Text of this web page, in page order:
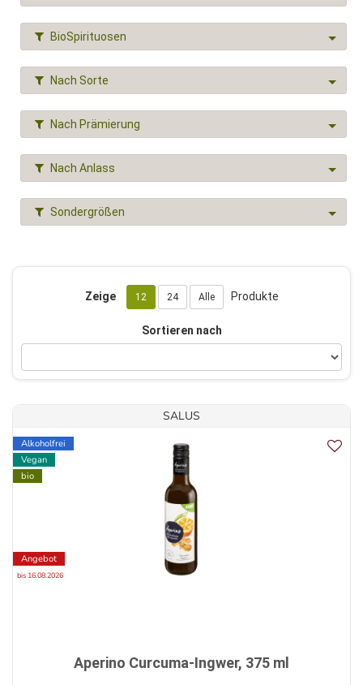
BioSpirituosen
Nach Sorte
Nach Prämierung
Nach Anlass
Sondergrößen
Zeige 12 24 Alle Produkte
Sortieren nach
SALUS
Alkoholfrei
Vegan
bio
Angebot
bis 16.08.2026
Aperino Curcuma-Ingwer, 375 ml